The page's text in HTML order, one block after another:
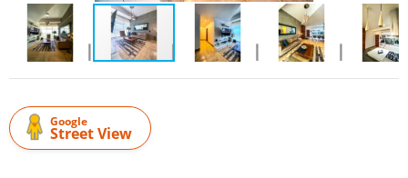
Google
Street View